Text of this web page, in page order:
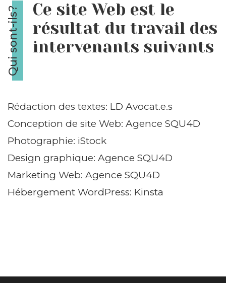
Qui sont-ils?
Ce site Web est le
résultat du travail des
intervenants suivants
Rédaction des textes: LD Avocat.e.s
Conception de site Web: Agence SQU4D
Photographie: iStock
Design graphique: Agence SQU4D
Marketing Web: Agence SQU4D
Hébergement WordPress: Kinsta